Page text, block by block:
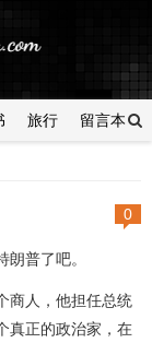
旅行 留言本
0
普了吧。
商人，他担任总统
真正的政治家，在